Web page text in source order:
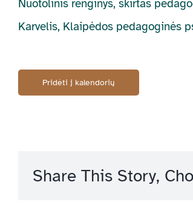
Nuotolinis renginys, skirtas
Karvelis, Klaipėdos pedagoginės
Pridėti į kalendorių
Share This Story,